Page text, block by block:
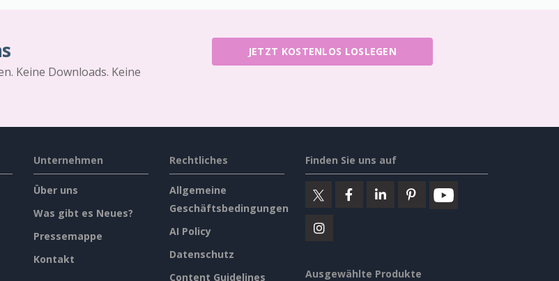
Keine Downloads. Keine
JETZT KOSTENLOS LOSLEGEN
Unternehmen
Über uns
Was gibt es Neues?
Pressemappe
Kontakt
Rechtliches
Allgemeine
Geschäftsbedingungen
AI Policy
Datenschutz
Content Guidelines
Finden Sie uns auf
Ausgewählte Produkte